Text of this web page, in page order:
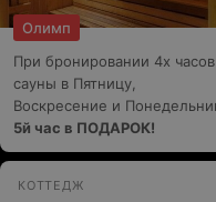
Олимп
При бронировании 4х часов
сауны в Пятницу,
Воскресение и
5й час в ПОДАРОК!
КОТТЕДЖ